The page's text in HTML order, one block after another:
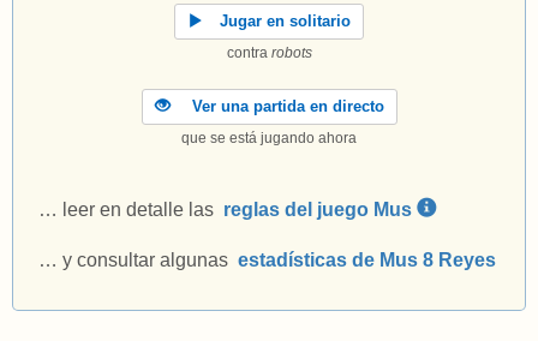
Jugar en solitario
contra robots
Ver una partida en directo
que se está jugando ahora
… leer en detalle las reglas del juego Mus
… y consultar algunas estadísticas de Mus 8 Reyes